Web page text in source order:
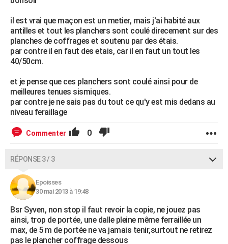
il est vrai que maçon est un metier, mais j'ai habité aux
antilles et tout les planchers sont coulé direcement sur des
planches de coffrages et soutenu par des étais.
par contre il en faut des etais, car il en faut un tout les
40/50cm.
et je pense que ces planchers sont coulé ainsi pour de
meilleures tenues sismiques.
par contre je ne sais pas du tout ce qu'y est mis dedans au
niveau feraillage
Commenter 0
RÉPONSE 3 / 3
Epoisses
30 mai 2013 à 19:48
Bsr Syven, non stop il faut revoir la copie, ne jouez pas
ainsi, trop de portée, une dalle pleine même ferraillée un
max, de 5 m de portée ne va jamais tenir,surtout ne retirez
pas le plancher coffrage dessous